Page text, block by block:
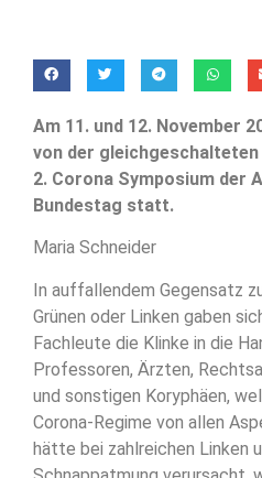
Am 11. und 12. November
von der
2. Corona Symposium der
Bundestag statt.
Maria Schneider
In auffallendem Gegensatz
Grünen oder Linken gaben
Fachleute die Klinke in die
Professoren, Ärzten,
und sonstigen Koryphäen,
Corona-Regime von allen
hätte bei zahlreichen Linken